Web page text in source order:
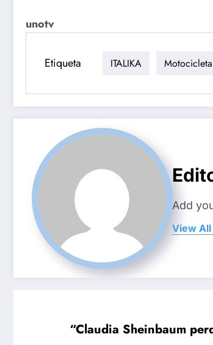
unotv
Etiqueta ITALIKA Motocicleta
Add
View
“Claudia Sheinbaum